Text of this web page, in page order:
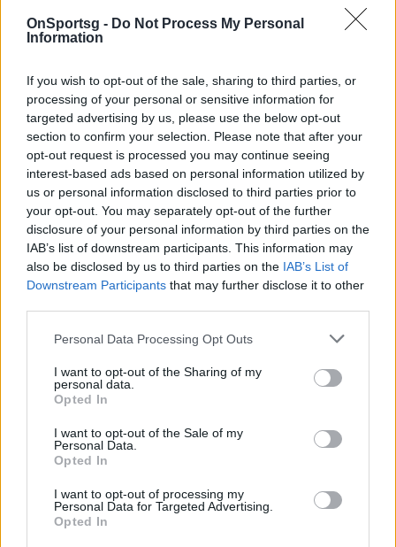
OnSportsg - Do Not Process My Personal
Information
If you wish to opt-out of the sale, sharing to third parties, or
processing of your personal or sensitive information for
targeted advertising by us, please use the below opt-out
section to confirm your selection. Please note that after your
opt-out request is processed you may continue seeing
interest-based ads based on personal information utilized by
us or personal information disclosed to third parties prior to
your opt-out. You may separately opt-out of the further
disclosure of your personal information by third parties on the
IAB’s list of downstream participants. This information may
also be disclosed by us to third parties on the IAB’s List of
Downstream Participants that may further disclose it to other
Personal Data Processing Opt Outs
I want to opt-out of the Sharing of my
personal data.
Opted In
I want to opt-out of the Sale of my
Personal Data.
Opted In
I want to opt-out of processing my
Personal Data for Targeted Advertising.
Opted In
του ΝΒΑπου φιλοξενείται στο Λας Βέγκας πρόσφερε
17 Αυγούστου 2021 15:15
Summer League NBA: Το εντυπωσιακό Top-10
(video)
Σε μια βραδιά γεμάτη θέαμα εξελίχθηκε η
χθεσινή(15/8) στον μαγικό κόσμο του ΝΒΑ.